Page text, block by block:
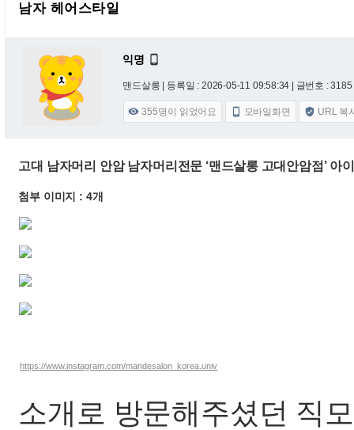
남자 헤어스타일
익명 
맨드살롱 | 등록일 : 2026-05-11 09:58:34 | 글번호 :
 355명이 읽었어요  모바일화면  URL 복
고대 남자머리 안암 남자머리전문 ‘맨드살롱 고대안암점’ 아
첨부 이미지 : 4개
https://www.instagram.com/mandesalon_korea.univ
소개로 방문해주셨던 직